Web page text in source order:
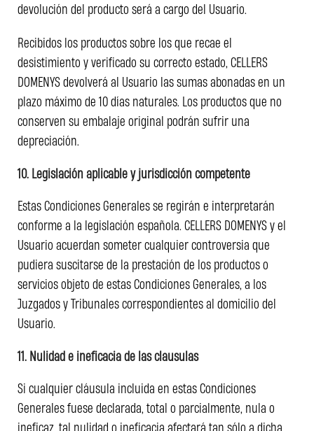
devolución del producto será a cargo del Usuario.
Recibidos los productos sobre los que recae el
desistimiento y verificado su correcto estado, CELLERS
DOMENYS devolverá al Usuario las sumas abonadas en un
plazo máximo de 10 días naturales. Los productos que no
conserven su embalaje original podrán sufrir una
depreciación.
10. Legislación aplicable y jurisdicción competente
Estas Condiciones Generales se regirán e interpretarán
conforme a la legislación española. CELLERS DOMENYS y el
Usuario acuerdan someter cualquier controversia que
pudiera suscitarse de la prestación de los productos o
servicios objeto de estas Condiciones Generales, a los
Juzgados y Tribunales correspondientes al domicilio del
Usuario.
11. Nulidad e ineficacia de las clausulas
Si cualquier cláusula incluida en estas Condiciones
Generales fuese declarada, total o parcialmente, nula o
ineficaz, tal nulidad o ineficacia afectará tan sólo a dicha